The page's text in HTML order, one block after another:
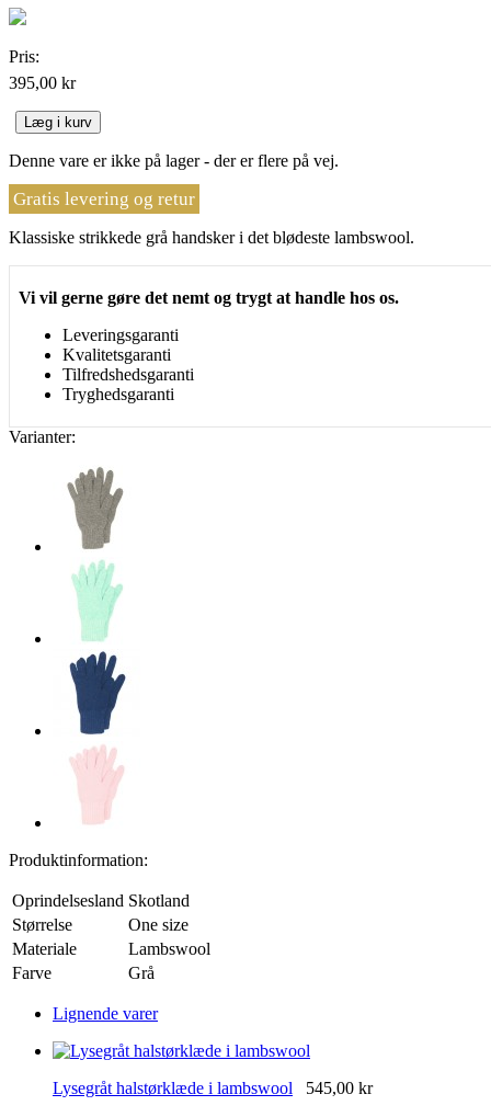
Pris:
395,00 kr
Læg i kurv
Denne vare er ikke på lager - der er flere på vej.
Gratis levering og retur
Klassiske strikkede grå handsker i det blødeste lambswool.
Vi vil gerne gøre det nemt og trygt at handle hos os.
Leveringsgaranti
Kvalitetsgaranti
Tilfredshedsgaranti
Tryghedsgaranti
Varianter:
Produktinformation:
Oprindelsesland Skotland
Størrelse
One size
Materiale
Lambswool
Farve
Grå
Lignende varer
Lysegråt halstørklæde i lambswool
545,00 kr